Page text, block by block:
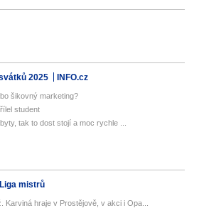
2025 INFO.cz
šikovný marketing?
student
tak to dost stojí a moc rychle ...
Liga mistrů
hraje v Prostějově, v akci i Opa...